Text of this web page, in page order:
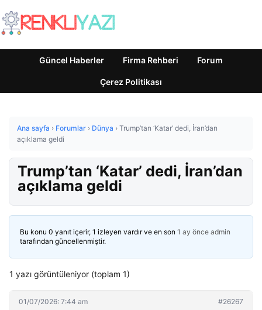
Güncel Haberler Firma Rehberi Forum
Çerez Politikası
Ana sayfa › Forumlar › Dünya › Trump’tan ‘Katar’ dedi, İran’dan
açıklama geldi
Trump’tan ‘Katar’ dedi, İran’dan
açıklama geldi
Bu konu 0 yanıt içerir, 1 izleyen vardır ve en son 1 ay önce admin
tarafından güncellenmiştir.
1 yazı görüntüleniyor (toplam 1)
01/07/2026: 7:44 am #26267